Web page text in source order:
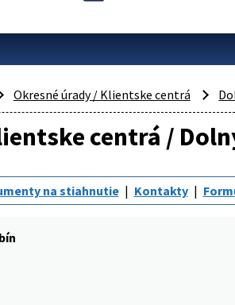
Okresné úrady / Klientske centrá
centrá /
na stiahnutie Kontakty